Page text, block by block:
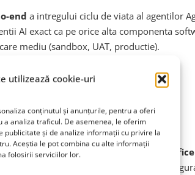
utilizează cookie-uri
conținutul și anunțurile, pentru a oferi
analiza traficul. De asemenea, le oferim
publicitate și de analize informații cu privire la
Aceștia le pot combina cu alte informații
folosirii serviciilor lor.
end a intregului ciclu de viata al agentilor
AI exact ca pe orice alta componenta
mediu (sandbox, UAT, productie).
versionarea metadatelor
de actiuni, topicurile agent si